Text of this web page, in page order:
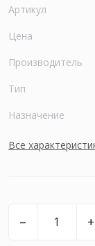
Артикул
Цена
Производитель
Тип
Назначение
Все
– +